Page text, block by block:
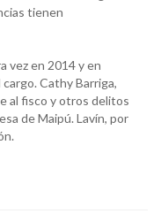
tienen
vez en 2014 y en
Cathy Barriga,
al fisco y otros delitos
de Maipú. Lavín, por